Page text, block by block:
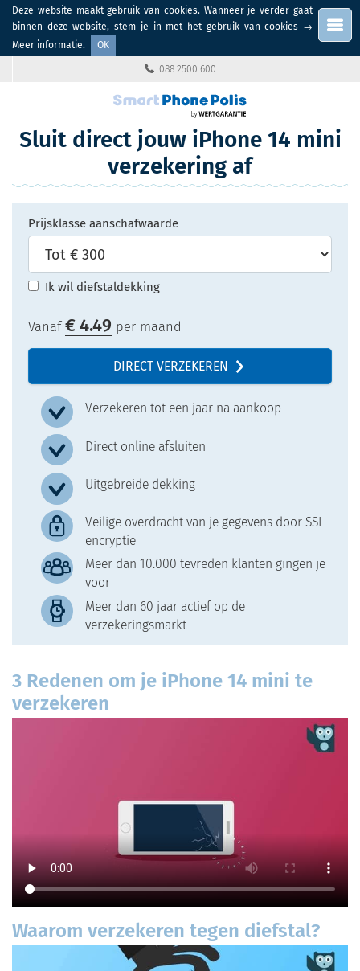
Deze website maakt gebruik van cookies. Wanneer je verder gaat
binnen deze website, stem je in met het gebruik van cookies →
Meer informatie. OK
088 2500 600
Menu
Sluit direct jouw iPhone 14 mini
verzekering af
Verzekeren tot een jaar na aankoop
Direct online afsluiten
Uitgebreide dekking
Prijsklasse aanschafwaarde
Ik wil diefstaldekking
Vanaf €4.49 per maand
DIRECT VERZEKEREN
Veilige overdracht van je gegevens door SSL-
encryptie
Meer dan 10.000 tevreden klanten gingen je
voor
Meer dan 60 jaar actief op de
verzekeringsmarkt
3 Redenen om je iPhone 14 mini te
verzekeren
Waarom verzekeren tegen diefstal?